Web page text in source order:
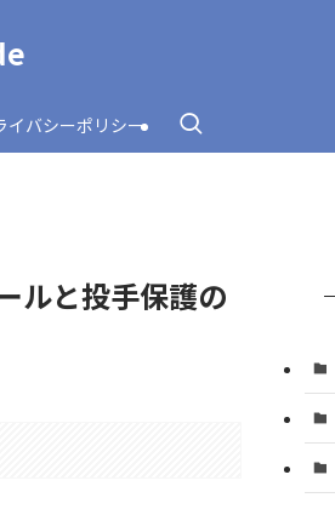
イバシーポリシー
ルと投手保護の